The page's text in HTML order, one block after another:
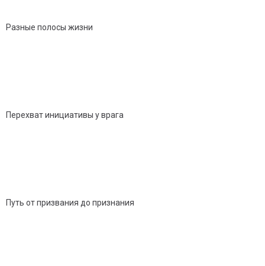
Разные полосы жизни
Перехват инициативы у врага
Путь от призвания до признания